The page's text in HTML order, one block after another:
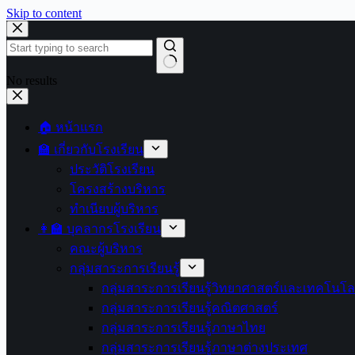
Skip to content
No results
🏠 หน้าแรก
🏫 เกี่ยวกับโรงเรียน
ประวัติโรงเรียน
โครงสร้างบริหาร
ทำเนียบผู้บริหาร
👩‍🏫 บุคลากรโรงเรียน
คณะผู้บริหาร
กลุ่มสาระการเรียนรู้
กลุ่มสาระการเรียนรู้วิทยาศาสตร์และเทคโนโ
กลุ่มสาระการเรียนรู้คณิตศาสตร์
กลุ่มสาระการเรียนรู้ภาษาไทย
กลุ่มสาระการเรียนรู้ภาษาต่างประเทศ